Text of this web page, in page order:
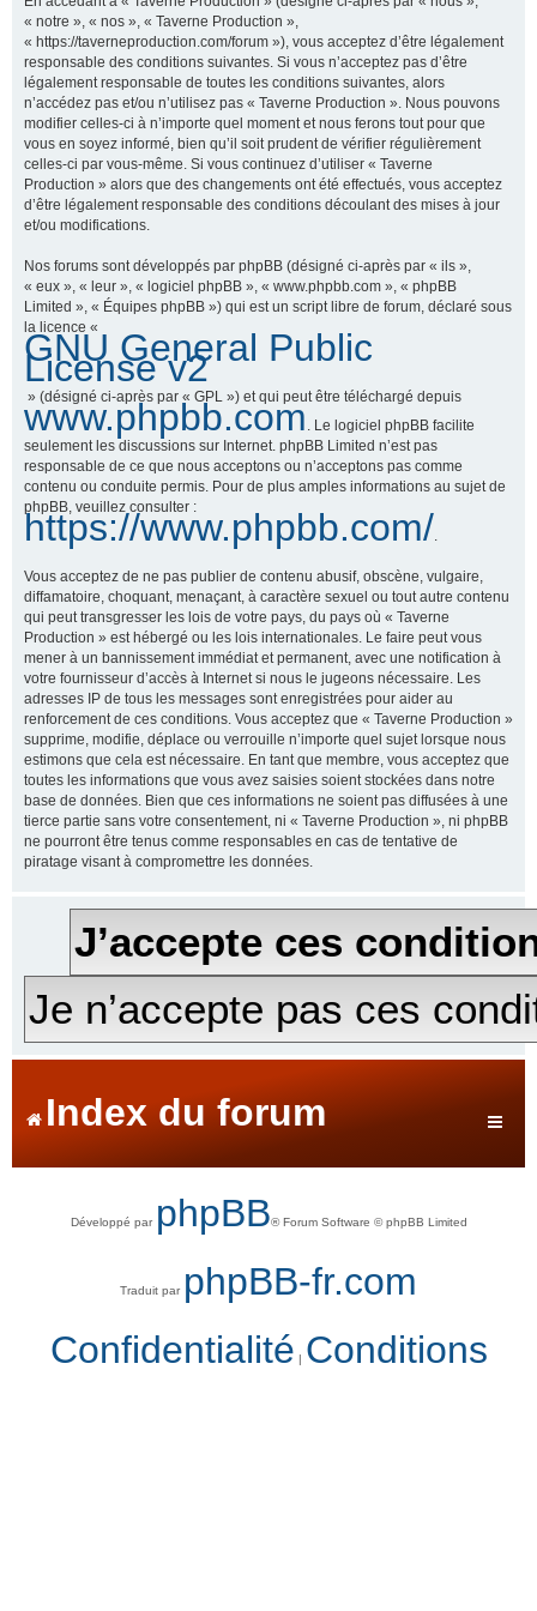
« notre », « nos », « Taverne Production »,
« https://taverneproduction.com/forum »), vous acceptez d’être légalement
responsable des conditions suivantes. Si vous n’acceptez pas d’être
légalement responsable de toutes les conditions suivantes, alors
n’accédez pas et/ou n’utilisez pas « Taverne Production ». Nous pouvons
modifier celles-ci à n’importe quel moment et nous ferons tout pour que
vous en soyez informé, bien qu’il soit prudent de vérifier régulièrement
celles-ci par vous-même. Si vous continuez d’utiliser « Taverne
Production » alors que des changements ont été effectués, vous acceptez
d’être légalement responsable des conditions découlant des mises à jour
et/ou modifications.
Nos forums sont développés par phpBB (désigné ci-après par « ils »,
« eux », « leur », « logiciel phpBB », « www.phpbb.com », « phpBB
Limited », « Équipes phpBB ») qui est un script libre de forum, déclaré sous
la licence «
GNU General Public
License v2
» (désigné ci-après par « GPL ») et qui peut être téléchargé depuis
www.phpbb.com . Le logiciel phpBB facilite
seulement les discussions sur Internet. phpBB Limited n’est pas
responsable de ce que nous acceptons ou n’acceptons pas comme
contenu ou conduite permis. Pour de plus amples informations au sujet de
phpBB, veuillez consulter :
https://www.phpbb.com/.
Vous acceptez de ne pas publier de contenu abusif, obscène, vulgaire,
diffamatoire, choquant, menaçant, à caractère sexuel ou tout autre contenu
qui peut transgresser les lois de votre pays, du pays où « Taverne
Production » est hébergé ou les lois internationales. Le faire peut vous
mener à un bannissement immédiat et permanent, avec une notification à
votre fournisseur d’accès à Internet si nous le jugeons nécessaire. Les
adresses IP de tous les messages sont enregistrées pour aider au
renforcement de ces conditions. Vous acceptez que « Taverne Production »
supprime, modifie, déplace ou verrouille n’importe quel sujet lorsque nous
estimons que cela est nécessaire. En tant que membre, vous acceptez que
toutes les informations que vous avez saisies soient stockées dans notre
base de données. Bien que ces informations ne soient pas diffusées à une
tierce partie sans votre consentement, ni « Taverne Production », ni phpBB
ne pourront être tenus comme responsables en cas de tentative de
piratage visant à compromettre les données.
Index du forum
Développé par phpBB® Forum Software © phpBB Limited
Traduit par phpBB-fr.com
Confidentialité | Conditions